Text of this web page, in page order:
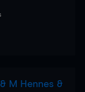
M Hennes &